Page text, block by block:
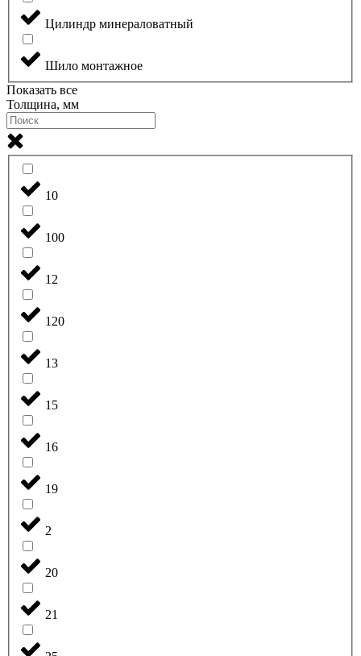
Цилиндр минераловатный
Шило монтажное
Показать все
Толщина, мм
10
100
12
120
13
15
16
19
2
20
21